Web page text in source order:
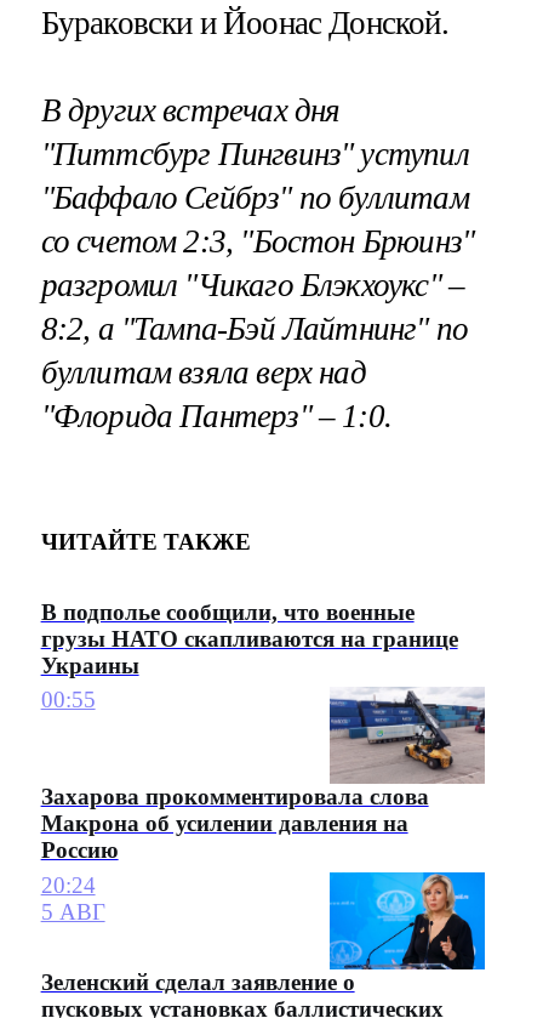
Бураковски и Йоонас Донской.
В других встречах дня
"Питтсбург Пингвинз" уступил
"Баффало Сейбрз" по буллитам
со счетом 2:3, "Бостон Брюинз"
разгромил "Чикаго Блэкхоукс" –
8:2, а "Тампа-Бэй Лайтнинг" по
буллитам взяла верх над
"Флорида Пантерз" – 1:0.
ЧИТАЙТЕ ТАКЖЕ
В подполье сообщили, что военные
грузы НАТО скапливаются на границе
Украины
00:55
Захарова прокомментировала слова
Макрона об усилении давления на
Россию
20:24
5 АВГ
Зеленский сделал заявление о
пусковых установках баллистических